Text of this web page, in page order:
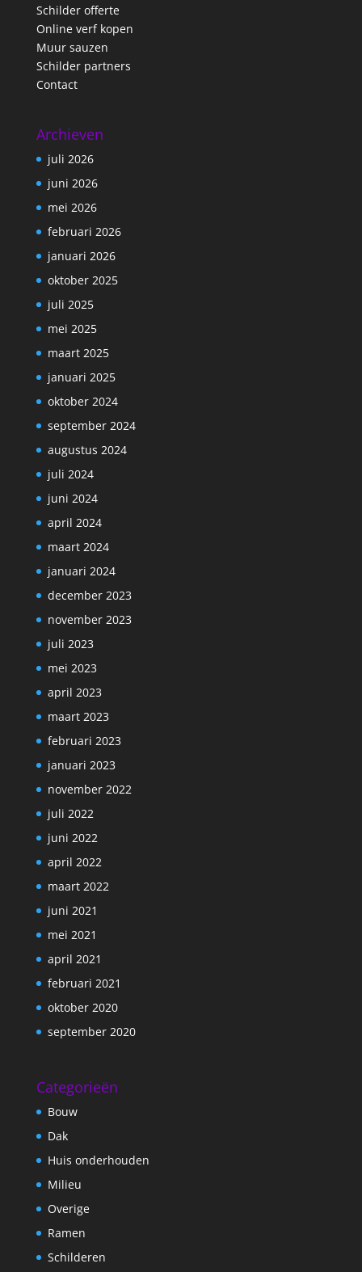
Schilder offerte
Online verf kopen
Muur sauzen
Schilder partners
Contact
Archieven
juli 2026
juni 2026
mei 2026
februari 2026
januari 2026
oktober 2025
juli 2025
mei 2025
maart 2025
januari 2025
oktober 2024
september 2024
augustus 2024
juli 2024
juni 2024
april 2024
maart 2024
januari 2024
december 2023
november 2023
juli 2023
mei 2023
april 2023
maart 2023
februari 2023
januari 2023
november 2022
juli 2022
juni 2022
april 2022
maart 2022
juni 2021
mei 2021
april 2021
februari 2021
oktober 2020
september 2020
Categorieën
Bouw
Dak
Huis onderhouden
Milieu
Overige
Ramen
Schilderen